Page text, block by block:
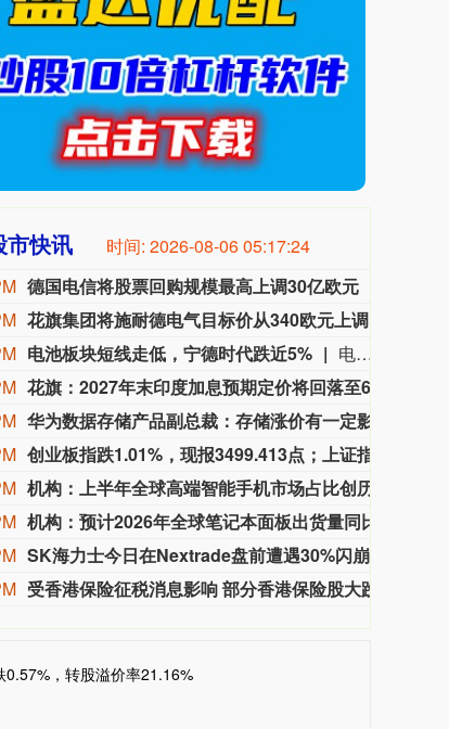
市快讯 时间: 2026-08-06 05:17:26
德国电信将股票回购规模最高上调30亿欧元
花旗集团将施耐德电气目标价从340欧元上调至370欧元。
电池板块短线走低，宁德时代跌近5%
电池板块短线走低，圣阳股份、宁德时代、领湃科技、金银河、容百科技等走低。